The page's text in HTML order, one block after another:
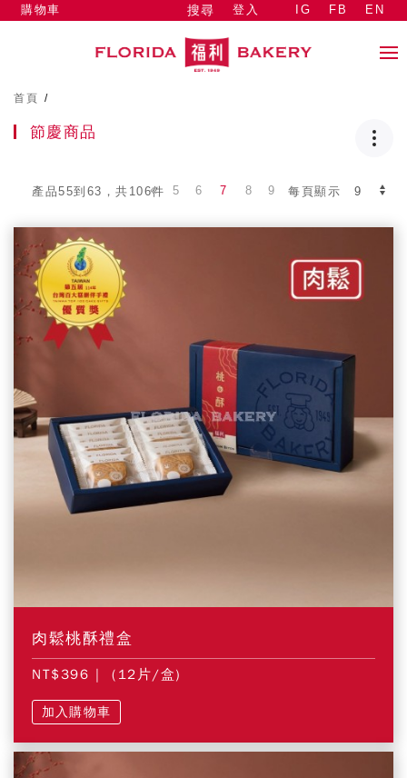
搜尋 登入
購物車 IG FB EN
首頁 /
節慶商品
產品55到63，共106件 每頁顯示
5 6 7 8 9
肉鬆桃酥禮盒
NT$396 | (12片/盒)
加入購物車